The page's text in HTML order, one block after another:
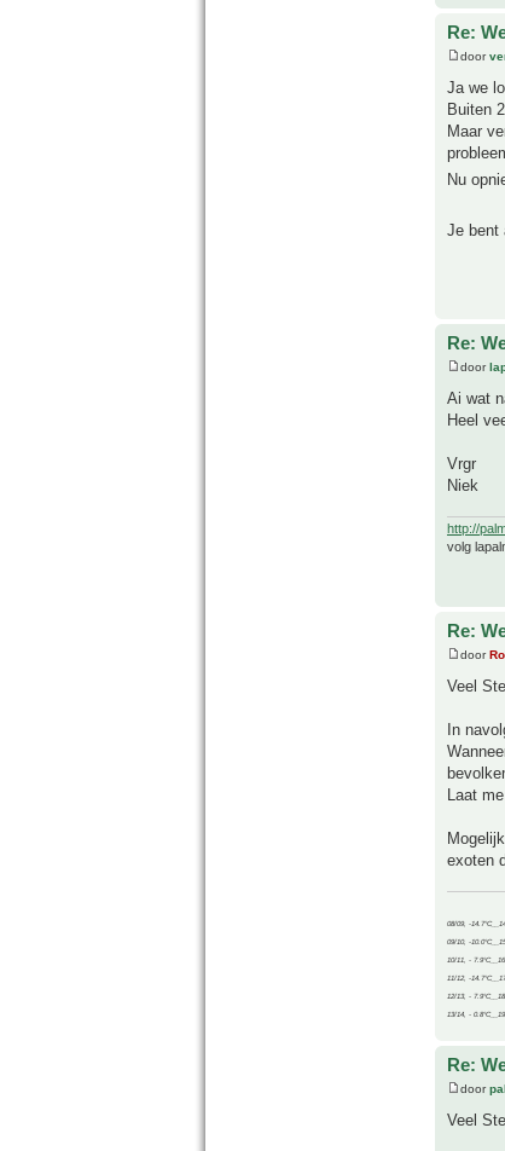
Re:
door
Ja we
Buiten
Maar
Nu
Je bent
Re:
door
Ai wat
Heel
Vrgr
Niek
http://
volg
Re:
door
Veel
In
Laat
exoten
08/09, -
09/10, -
10/11, -
11/12, -
12/13, -
13/14, -
Re:
door
Veel